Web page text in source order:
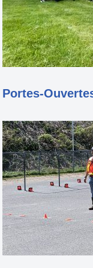
Portes-